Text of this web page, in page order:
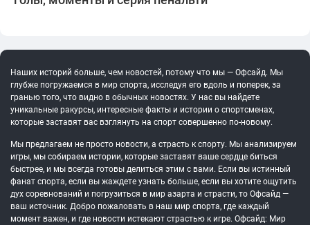
Наших историй больше, чем новостей, потому что мы — Офсайд. Мы
глубже погружаемся в мир спорта, исследуя его вдоль и поперек, за
гранью того, что видно в обычных новостях. У нас вы найдете
уникальные ракурсы, интересные факты и истории о спортсменах,
которые заставят вас взглянуть на спорт совершенно по-новому.
Мы предлагаем не просто новости, а страсть к спорту. Мы анализируем
игры, мы собираем истории, которые заставят ваше сердце биться
быстрее, и мы всегда готовы делиться этим с вами. Если вы истинный
фанат спорта, если вы жаждете узнать больше, если вы хотите ощутить
дух соревнований и погрузиться в мир азарта и страсти, то Офсайд —
ваш источник. Добро пожаловать в наш мир спорта, где каждый
момент важен, и где новости истекают страстью к игре. Офсайд: Мир